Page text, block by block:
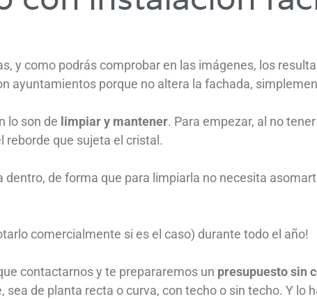
y como podrás comprobar en las imágenes, los
ayuntamientos porque no altera la fachada,
lo son de limpiar y mantener. Para empezar, al no
reborde que sujeta el cristal.
de forma que para limpiarla no necesita
comercialmente si es el caso) durante todo el año!
contactarnos y te prepararemos un presupuesto sin
sea de planta recta o curva, con techo o sin techo. Y lo